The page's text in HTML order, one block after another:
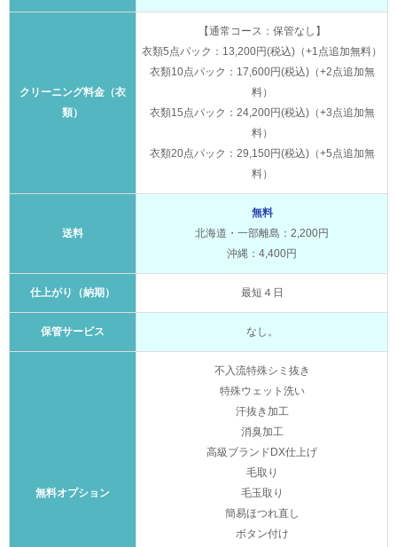
クリーニング料金（衣
類）
【通常コース：保管なし】
衣類5点パック：13,200円(税込)（+1点追加無料）
衣類10点パック：17,600円(税込)（+2点追加無
料）
衣類15点パック：24,200円(税込)（+3点追加無
料）
衣類20点パック：29,150円(税込)（+5点追加無
料）
送料
無料
北海道・一部離島：2,200円
沖縄：4,400円
仕上がり（納期） 最短４日
保管サービス なし。
無料オプション
不入流特殊シミ抜き
特殊ウェット洗い
汗抜き加工
消臭加工
高級ブランドDX仕上げ
毛取り
毛玉取り
簡易ほつれ直し
ボタン付け